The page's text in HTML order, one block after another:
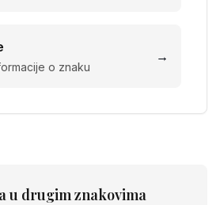
o znaku
→
u drugim znakovima